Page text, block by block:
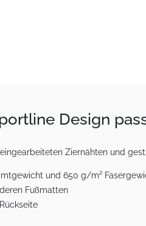
Design
Ziernähten und
und 650 g/m²
Fußmatten